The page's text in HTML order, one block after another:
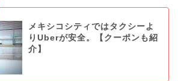
メキシコシティではタクシーよ
りUberが安全。【クーポンも紹
介】